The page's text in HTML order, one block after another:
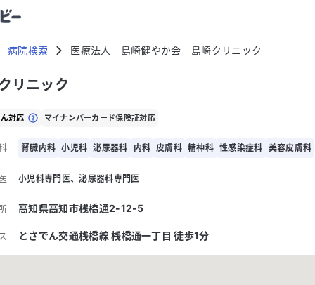
病院検索 医療法人 島崎健やか会 島崎クリニック
リニック
対応 マイナンバーカード保険証対応
腎臓内科 小児科 泌尿器科 内科 皮膚科 精神科 性感染症科 美容皮膚科
小児科専門医 泌尿器科専門医
高知県高知市桟橋通2-12-5
とさでん交通桟橋線 桟橋通一丁目 徒歩1分